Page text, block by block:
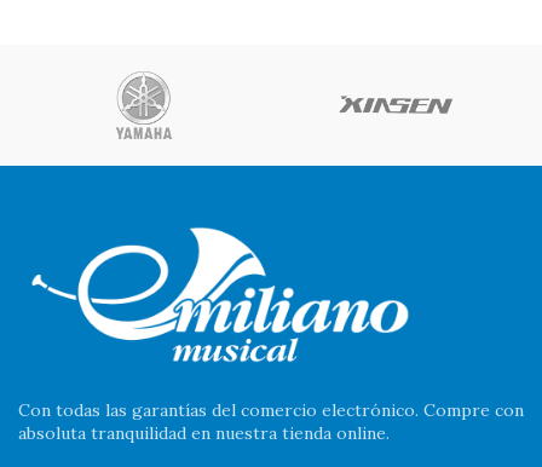
Con todas las garantías del comercio electrónico. Compre con
absoluta tranquilidad en nuestra tienda online.